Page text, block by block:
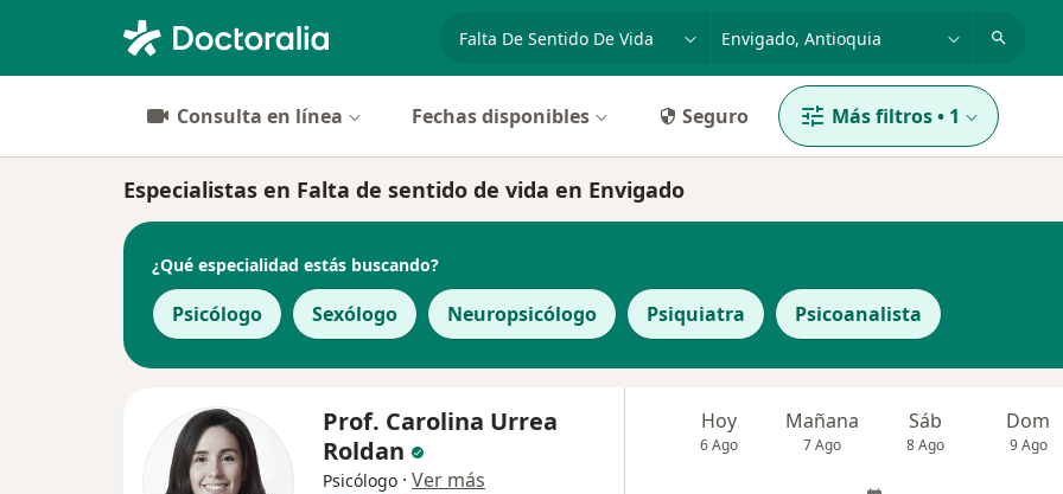
Consulta en línea Fechas disponibles Seguro Más filtros• 1
Especialistas en Falta de sentido de vida en Envigado
¿Qué especialidad estás buscando?
Psicólogo Sexólogo Neuropsicólogo Psiquiatra Psicoanalista
Prof. Carolina Urrea
Roldan
Psicólogo · Ver más
Hoy
6 Ago
Mañana
7 Ago
Sáb
8 Ago
Dom
9 Ago